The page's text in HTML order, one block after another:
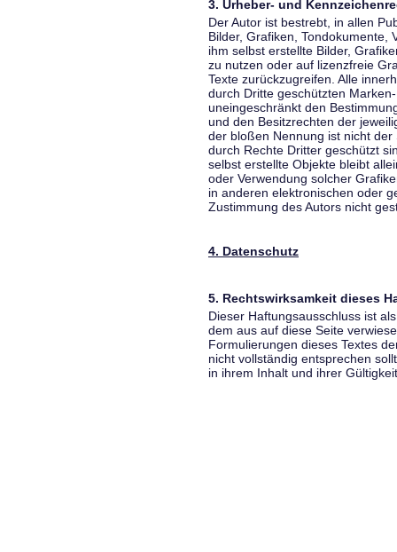
3. Urheber- und
Der Autor ist bestrebt, in allen
Bilder, Grafiken, Tondokumente,
ihm selbst erstellte Bilder,
zu nutzen oder auf lizenzfreie
Texte zurückzugreifen. Alle
durch Dritte geschützten
uneingeschränkt den
und den Besitzrechten der
der bloßen Nennung ist nicht
durch Rechte Dritter geschützt
selbst erstellte Objekte bleibt
oder Verwendung solcher
in anderen elektronischen oder
Zustimmung des Autors nicht
4. Datenschutz
5. Rechtswirksamkeit dieses
Dieser Haftungsausschluss ist
dem aus auf diese Seite
Formulierungen dieses Textes
nicht vollständig entsprechen
in ihrem Inhalt und ihrer